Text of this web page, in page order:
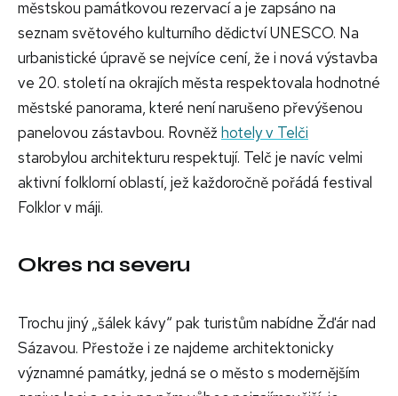
městskou památkovou rezervací a je zapsáno na
seznam světového kulturního dědictví UNESCO. Na
urbanistické úpravě se nejvíce cení, že i nová výstavba
ve 20. století na okrajích města respektovala hodnotné
městské panorama, které není narušeno převýšenou
panelovou zástavbou. Rovněž hotely v Telči
starobylou architekturu respektují. Telč je navíc velmi
aktivní folklorní oblastí, jež každoročně pořádá festival
Folklor v máji.
Okres na severu
Trochu jiný „šálek kávy“ pak turistům nabídne Žďár nad
Sázavou. Přestože i ze najdeme architektonicky
významné památky, jedná se o město s modernějším